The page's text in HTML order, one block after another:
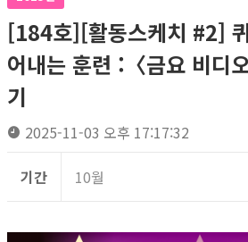
[184호][활동스케치 #2]
어내는 훈련 :〈금요 비디
기
2025-11-03 오후 17:17:32
기간 10월